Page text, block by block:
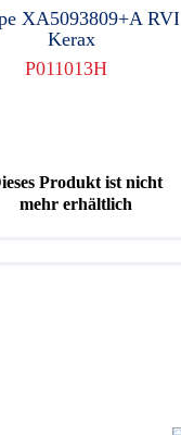
XA5093809+A RVI
Kerax
P011013H
Produkt ist nicht
mehr erhältlich